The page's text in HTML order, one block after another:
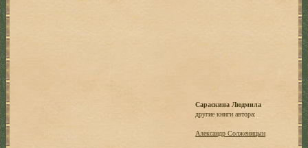
Сараскина Людмила
другие книги автора:
Александр Солженицын